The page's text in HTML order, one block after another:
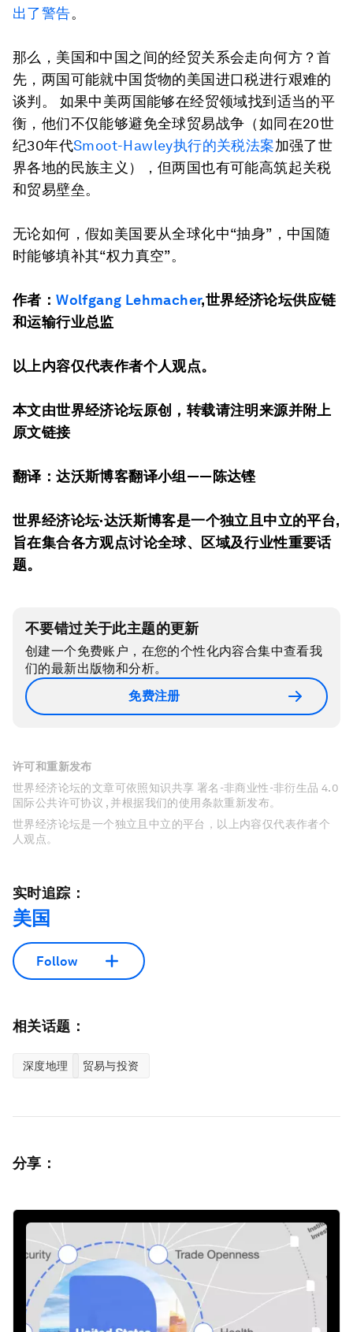
出了警告。
那么，美国和中国之间的经贸关系会走向何方？首
先，两国可能就中国货物的美国进口税进行艰难的
谈判。 如果中美两国能够在经贸领域找到适当的平
衡，他们不仅能够避免全球贸易战争（如同在20世
纪30年代Smoot-Hawley执行的关税法案加强了世
界各地的民族主义），但两国也有可能高筑起关税
和贸易壁垒。
无论如何，假如美国要从全球化中“抽身”，中国随
时能够填补其“权力真空”。
作者：Wolfgang Lehmacher,世界经济论坛供应链
和运输行业总监
以上内容仅代表作者个人观点。
本文由世界经济论坛原创，转载请注明来源并附上
原文链接
翻译：达沃斯博客翻译小组——陈达铿
世界经济论坛·达沃斯博客是一个独立且中立的平台,
旨在集合各方观点讨论全球、区域及行业性重要话
题。
不要错过关于此主题的更新
创建一个免费账户，在您的个性化内容合集中查看我
们的最新出版物和分析。
免费注册
许可和重新发布
世界经济论坛的文章可依照知识共享 署名-非商业性-非衍生品 4.0
国际公共许可协议 , 并根据我们的使用条款重新发布。
世界经济论坛是一个独立且中立的平台，以上内容仅代表作者个
人观点。
实时追踪：
美国
Follow
相关话题：
深度地理 贸易与投资
分享：